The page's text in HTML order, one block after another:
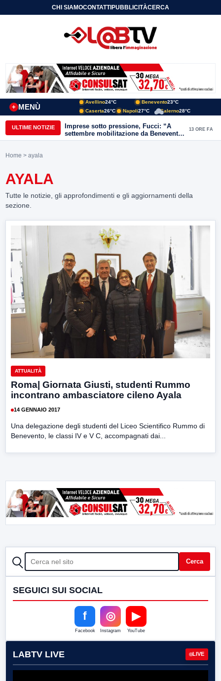
CHI SIAMOCONTATTIPUBBLICITÀCERCA
MENÙ
+
Avellino24°C Benevento23°C
Caserta26°C Napoli27°C Salerno28°C
ULTIME NOTIZIE
Imprese sotto pressione, Fucci: “A
settembre mobilitazione da Benevento
e Avellino”
13 ORE FA
Home > ayala
AYALA
Tutte le notizie, gli approfondimenti e gli aggiornamenti della
sezione.
ATTUALITÀ
Roma| Giornata Giusti, studenti Rummo
incontrano ambasciatore cileno Ayala
14 GENNAIO 2017
Una delegazione degli studenti del Liceo Scientifico Rummo di
Benevento, le classi IV e V C, accompagnati dai...
CERCA Cerca
SEGUICI SUI SOCIAL
f
Facebook
◎
Instagram
▶
YouTube
LABTV LIVE LIVE